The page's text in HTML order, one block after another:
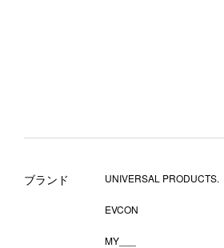
ブランド UNIVERSAL PRODUCTS.
EVCON
MY___